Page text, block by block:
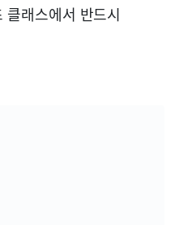
래스에서 반드시